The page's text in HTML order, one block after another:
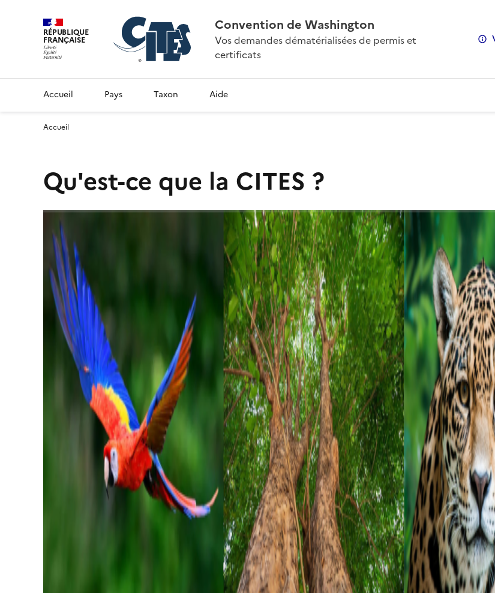
RÉPUBLIQUE
FRANÇAISE
Convention de Washington
Vos demandes dématérialisées de permis et
certificats
Accueil Pays Taxon Aide
Accueil
Qu'est-ce que la CITES ?